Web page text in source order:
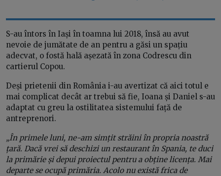
S-au întors în Iași în toamna lui 2018, însă au avut
nevoie de jumătate de an pentru a găsi un spațiu
adecvat, o fostă hală așezată în zona Codrescu din
cartierul Copou.
Deși prietenii din România i-au avertizat că aici totul e
mai complicat decât ar trebui să fie, Ioana și Daniel s-au
adaptat cu greu la ostilitatea sistemului față de
antreprenori.
„În primele luni, ne-am simțit străini în propria noastră
țară. Dacă vrei să deschizi un restaurant în Spania, te duci
la primărie și depui proiectul pentru a obține licența. Mai
departe se ocupă primăria. Acolo nu există frica de